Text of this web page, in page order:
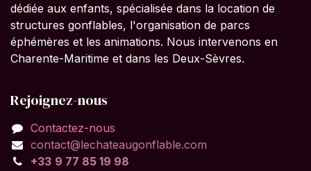
dédiée aux enfants, spécialisée dans la location de
structures gonflables, l'organisation de parcs
éphémères et les animations. Nous intervenons en
Charente-Maritime et dans les Deux-Sèvres.
Rejoignez-nous
Contactez-nous
contact@lechateaugonflable.com
+33 9 77 85 19 98